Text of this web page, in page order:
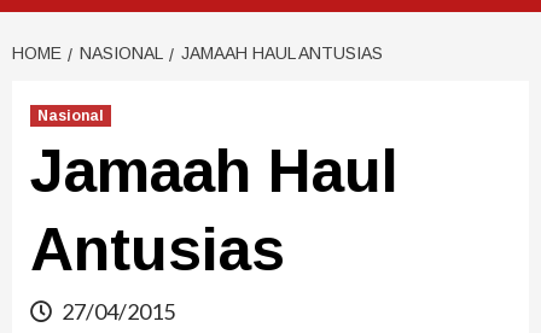
HOME NASIONAL JAMAAH HAUL ANTUSIAS
Nasional
Jamaah Haul
Antusias
27/04/2015